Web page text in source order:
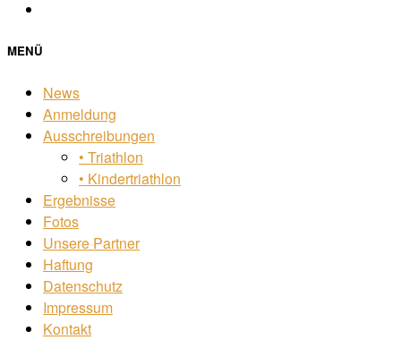
MENÜ
News
Anmeldung
Ausschreibungen
• Triathlon
• Kindertriathlon
Ergebnisse
Fotos
Unsere Partner
Haftung
Datenschutz
Impressum
Kontakt